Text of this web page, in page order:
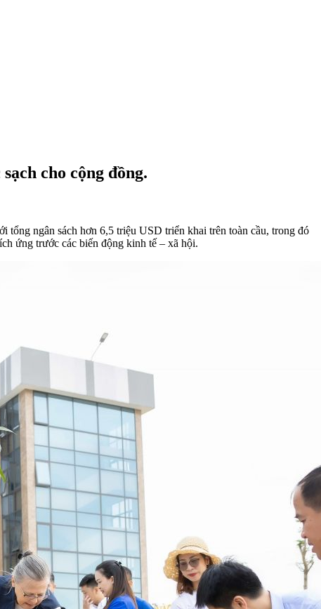
cho cộng đồng.
ngân sách hơn 6,5 triệu USD triển khai trên toàn cầu, trong đó
ứng trước các biến động kinh tế – xã hội.